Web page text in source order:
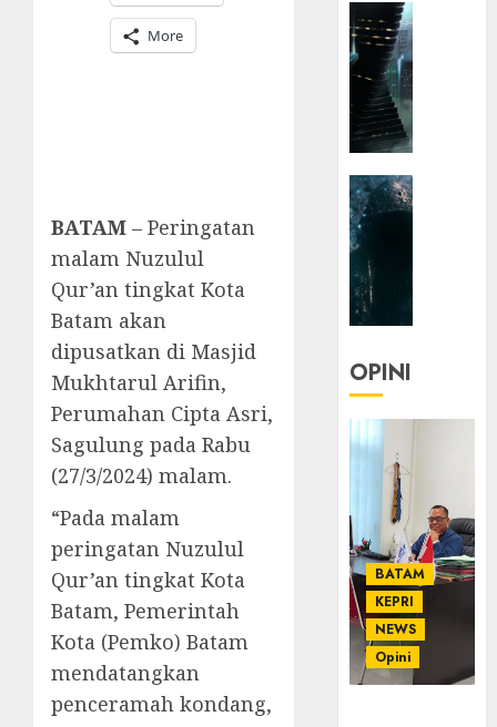
More
BATAM – Peringatan
malam Nuzulul
Qur’an tingkat Kota
Batam akan
dipusatkan di Masjid
Mukhtarul Arifin,
Perumahan Cipta Asri,
Sagulung pada Rabu
(27/3/2024) malam.
“Pada malam
peringatan Nuzulul
Qur’an tingkat Kota
Batam, Pemerintah
Kota (Pemko) Batam
mendatangkan
penceramah kondang,
OPINI
BATAM
KEPRI
NEWS
Opini